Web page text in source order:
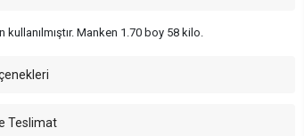
Manken 1.70 boy 58 kilo.
Teslimat